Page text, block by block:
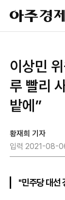
아
주
경
이상민
루 빨리
밭에”
황재희 기자
입력 2021-08-
"민주당 대선